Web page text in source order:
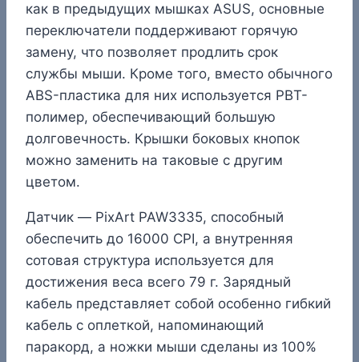
как в предыдущих мышках ASUS, основные
переключатели поддерживают горячую
замену, что позволяет продлить срок
службы мыши. Кроме того, вместо обычного
ABS-пластика для них используется PBT-
полимер, обеспечивающий большую
долговечность. Крышки боковых кнопок
можно заменить на таковые с другим
цветом.
Датчик — PixArt PAW3335, способный
обеспечить до 16000 CPI, а внутренняя
сотовая структура используется для
достижения веса всего 79 г. Зарядный
кабель представляет собой особенно гибкий
кабель с оплеткой, напоминающий
паракорд, а ножки мыши сделаны из 100%